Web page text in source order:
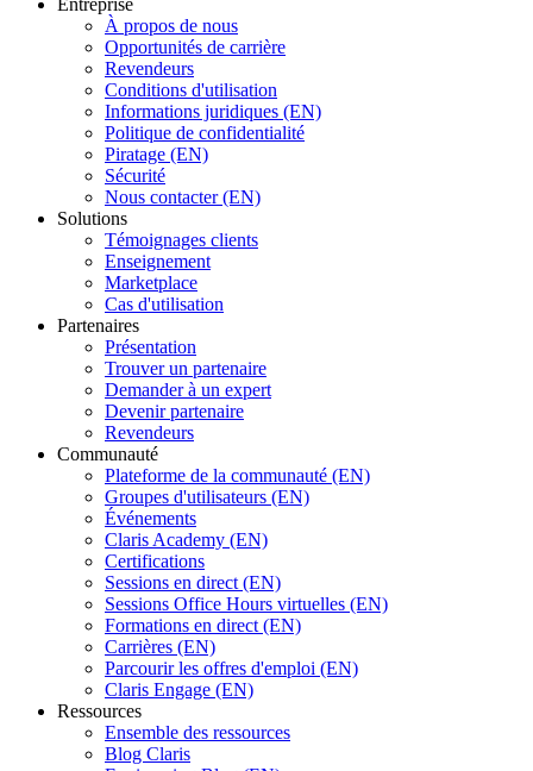
Entreprise
À propos de nous
Opportunités de carrière
Revendeurs
Conditions d'utilisation
Informations juridiques (EN)
Politique de confidentialité
Piratage (EN)
Sécurité
Nous contacter (EN)
Solutions
Témoignages clients
Enseignement
Marketplace
Cas d'utilisation
Partenaires
Présentation
Trouver un partenaire
Demander à un expert
Devenir partenaire
Revendeurs
Communauté
Plateforme de la communauté (EN)
Groupes d'utilisateurs (EN)
Événements
Claris Academy (EN)
Certifications
Sessions en direct (EN)
Sessions Office Hours virtuelles (EN)
Formations en direct (EN)
Carrières (EN)
Parcourir les offres d'emploi (EN)
Claris Engage (EN)
Ressources
Ensemble des ressources
Blog Claris